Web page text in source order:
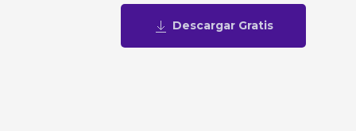
Descargar Gratis